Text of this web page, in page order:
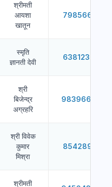
श्रीमती
आयशा
खातून
7985662361
स्मृति
ज्ञानती देवी
6381236673
श्री
बिजेन्द्र
अग्रहरि
9839669766
श्री विवेक
कुमार
मिश्रा
8542897421
श्रीमती